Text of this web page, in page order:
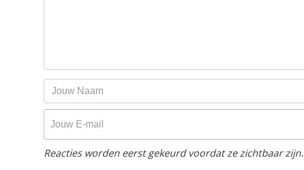
Reacties worden eerst gekeurd voordat ze zichtbaar zijn.